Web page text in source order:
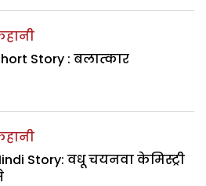
Story : बलात्कार
Story: वधू चयनवा केमिस्ट्री